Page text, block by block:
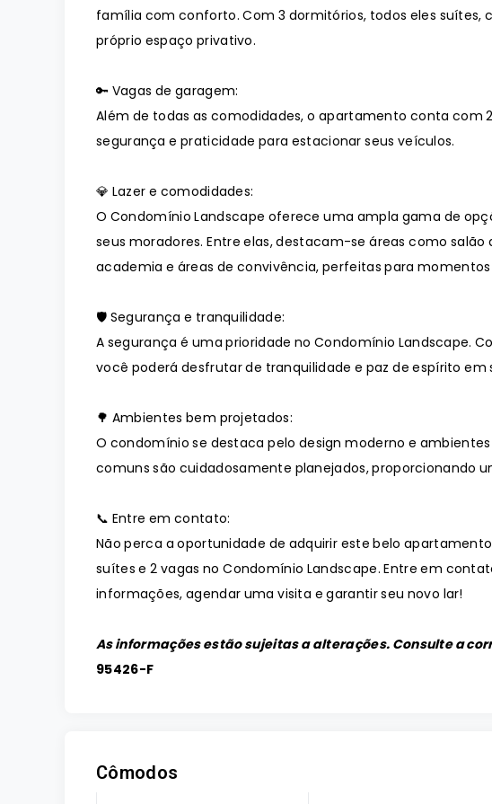
família com conforto. Com 3 dormitórios, todos eles suítes,
próprio espaço privativo.
🔑 Vagas de garagem:
Além de todas as comodidades, o apartamento conta com
segurança e praticidade para estacionar seus veículos.
💎 Lazer e comodidades:
O Condomínio Landscape oferece uma ampla gama de
seus moradores. Entre elas, destacam-se áreas como
academia e áreas de convivência, perfeitas para
🛡️ Segurança e tranquilidade:
A segurança é uma prioridade no Condomínio Landscape.
você poderá desfrutar de tranquilidade e paz de espírito em
🌳 Ambientes bem projetados:
O condomínio se destaca pelo design moderno e
comuns são cuidadosamente planejados, proporcionando
📞 Entre em contato:
Não perca a oportunidade de adquirir este belo apartamento
suítes e 2 vagas no Condomínio Landscape. Entre em
informações, agendar uma visita e garantir seu novo lar!
As informações estão sujeitas a alterações. Consulte a
95426-F
Cômodos